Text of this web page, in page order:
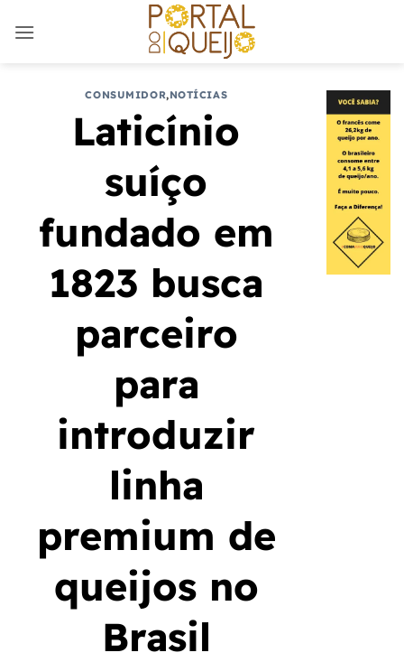
CONSUMIDOR,NOTÍCIAS
Laticínio
suíço
fundado em
1823 busca
parceiro
para
introduzir
linha
premium de
queijos no
Brasil